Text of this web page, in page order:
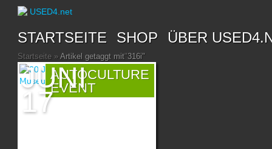
STARTSEITE SHOP ÜBER
Startseite » Artikel getaggt mit"316i"
AUTOCULTURE
EVENT
JUNI
17